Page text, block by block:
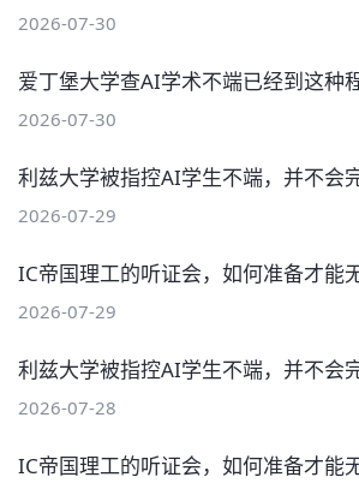
2026-07-30
爱丁堡大学查AI学术不端已经到这种
2026-07-30
利兹大学被指控AI学生不端，并不会完
2026-07-29
IC帝国理工的听证会，如何准备才能
2026-07-29
利兹大学被指控AI学生不端，并不会完
2026-07-28
IC帝国理工的听证会，如何准备才能